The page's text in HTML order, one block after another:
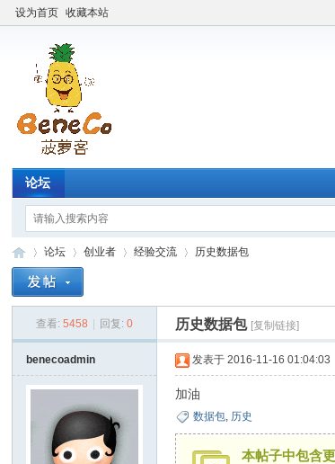
设为首页 收藏本站
论坛
论坛
›
创业者
›
经验交流
›
历史数据包
查看: 5458 回复: 0 历史数据包 [复制链接]
benecoadmin 发表于 2016-11-16 01:04:03
加油
数据包, 历史
本帖子中包含